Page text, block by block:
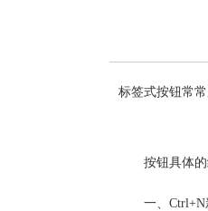
标签式按钮常
按钮具体的
一、Ctrl+N新